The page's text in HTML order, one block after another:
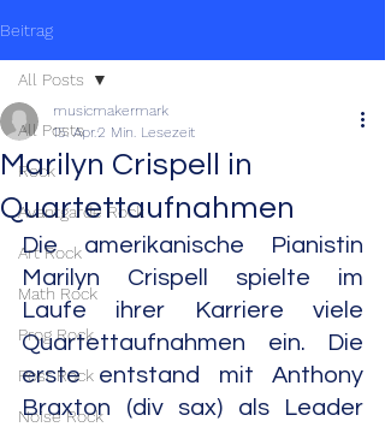
Beitrag
All Posts
Rock
Avantgarde Rock
Art Rock
Math Rock
Prog Rock
Post Rock
Noise Rock
All Posts
Marilyn Crispell in
Quartettaufnahmen
musicmakermark
15. Apr.2 Min. Lesezeit
Die amerikanische Pianistin
Marilyn Crispell spielte im
Laufe ihrer Karriere viele
Quartettaufnahmen ein. Die
erste entstand mit Anthony
Braxton (div sax) als Leader